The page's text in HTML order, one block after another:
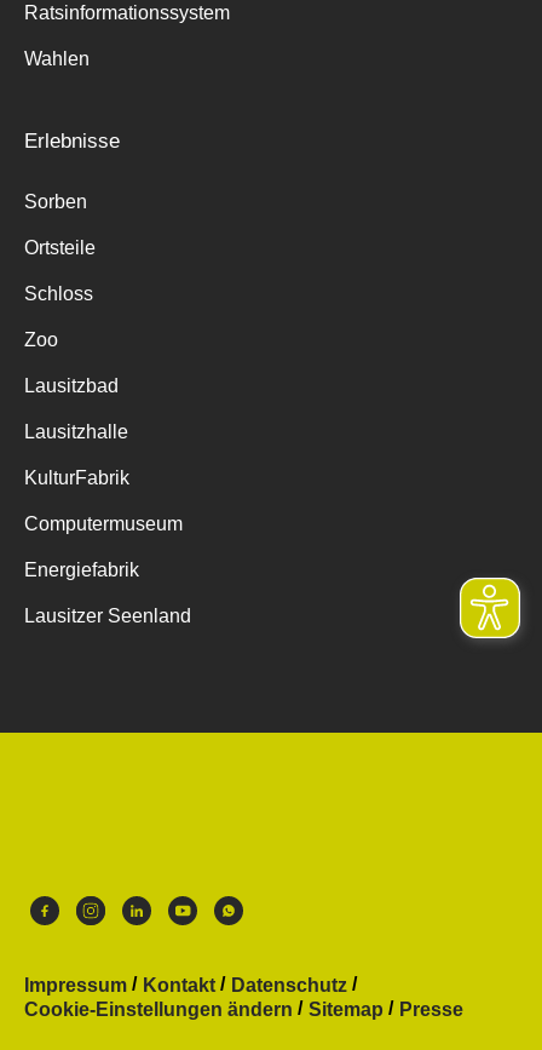
Ratsinformationssystem
Wahlen
Erlebnisse
Sorben
Ortsteile
Schloss
Zoo
Lausitzbad
Lausitzhalle
KulturFabrik
Computermuseum
Energiefabrik
Lausitzer Seenland
Impressum Kontakt
Datenschutz
Cookie-Einstellungen ändern
Sitemap Presse